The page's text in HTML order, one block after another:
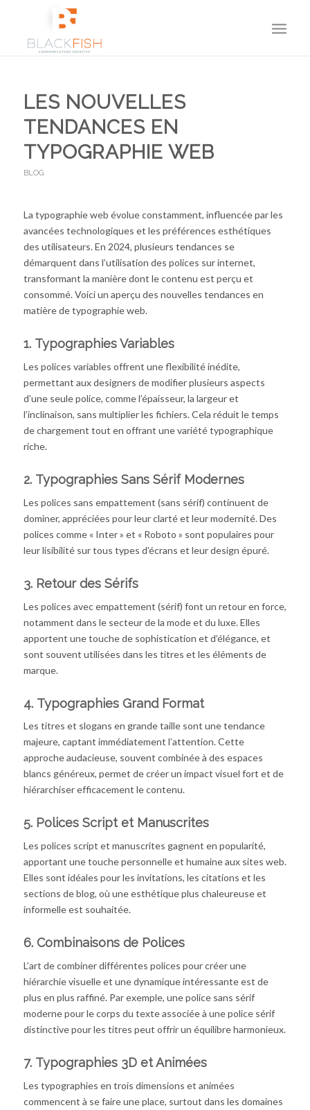
LES NOUVELLES
TENDANCES EN
TYPOGRAPHIE WEB
BLOG
La typographie web évolue constamment, influencée par les
avancées technologiques et les préférences esthétiques
des utilisateurs. En 2024, plusieurs tendances se
démarquent dans l’utilisation des polices sur internet,
transformant la manière dont le contenu est perçu et
consommé. Voici un aperçu des nouvelles tendances en
matière de typographie web.
1. Typographies Variables
Les polices variables offrent une flexibilité inédite,
permettant aux designers de modifier plusieurs aspects
d’une seule police, comme l’épaisseur, la largeur et
l’inclinaison, sans multiplier les fichiers. Cela réduit le temps
de chargement tout en offrant une variété typographique
riche.
2. Typographies Sans Sérif Modernes
Les polices sans empattement (sans sérif) continuent de
dominer, appréciées pour leur clarté et leur modernité. Des
polices comme « Inter » et « Roboto » sont populaires pour
leur lisibilité sur tous types d’écrans et leur design épuré.
3. Retour des Sérifs
Les polices avec empattement (sérif) font un retour en force,
notamment dans le secteur de la mode et du luxe. Elles
apportent une touche de sophistication et d’élégance, et
sont souvent utilisées dans les titres et les éléments de
marque.
4. Typographies Grand Format
Les titres et slogans en grande taille sont une tendance
majeure, captant immédiatement l’attention. Cette
approche audacieuse, souvent combinée à des espaces
blancs généreux, permet de créer un impact visuel fort et de
hiérarchiser efficacement le contenu.
5. Polices Script et Manuscrites
Les polices script et manuscrites gagnent en popularité,
apportant une touche personnelle et humaine aux sites web.
Elles sont idéales pour les invitations, les citations et les
sections de blog, où une esthétique plus chaleureuse et
informelle est souhaitée.
6. Combinaisons de Polices
L’art de combiner différentes polices pour créer une
hiérarchie visuelle et une dynamique intéressante est de
plus en plus raffiné. Par exemple, une police sans sérif
moderne pour le corps du texte associée à une police sérif
distinctive pour les titres peut offrir un équilibre harmonieux.
7. Typographies 3D et Animées
Les typographies en trois dimensions et animées
commencent à se faire une place, surtout dans les domaines